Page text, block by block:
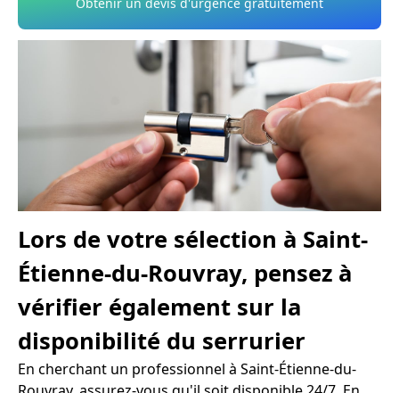
Obtenir un devis d'urgence gratuitement
Lors de votre sélection à Saint-
Étienne-du-Rouvray, pensez à
vérifier également sur la
disponibilité du serrurier
En cherchant un professionnel à Saint-Étienne-du-